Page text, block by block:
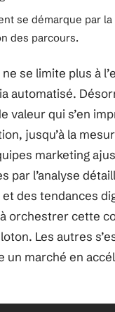
se démarque par
des parcours.
se limite plus à
automatisé.
valeur qui s’en
jusqu’à la
marketing
par l’analyse
des tendances
orchestrer cette
Les autres
un marché en